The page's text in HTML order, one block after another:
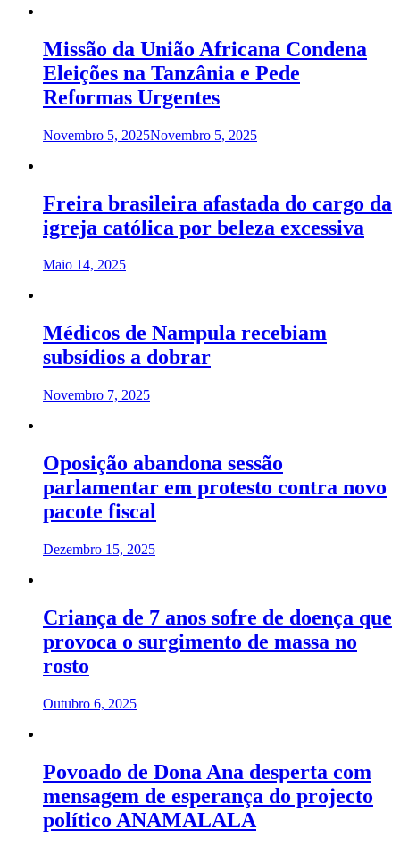
Missão da União Africana Condena
Eleições na Tanzânia e Pede
Reformas Urgentes
Novembro 5, 2025Novembro 5, 2025
Freira brasileira afastada do cargo da
igreja católica por beleza excessiva
Maio 14, 2025
Médicos de Nampula recebiam
subsídios a dobrar
Novembro 7, 2025
Oposição abandona sessão
parlamentar em protesto contra novo
pacote fiscal
Dezembro 15, 2025
Criança de 7 anos sofre de doença que
provoca o surgimento de massa no
rosto
Outubro 6, 2025
Povoado de Dona Ana desperta com
mensagem de esperança do projecto
político ANAMALALA